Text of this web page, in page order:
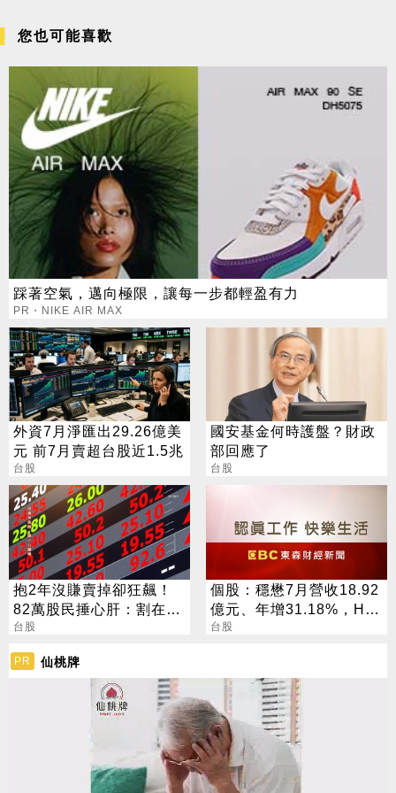
您也可能喜歡
踩著空氣，邁向極限，讓每一步都輕盈有力
PR・NIKE AIR MAX
外資7月淨匯出29.26億美
元 前7月賣超台股近1.5兆
台股
國安基金何時護盤？財政
部回應了
台股
抱2年沒賺賣掉卻狂飆！
82萬股民捶心肝：割在起
漲點
台股
個股：穩懋7月營收18.92
億元、年增31.18%，H2
旺季到來，雙成長引擎啟
台股
PR 仙桃牌